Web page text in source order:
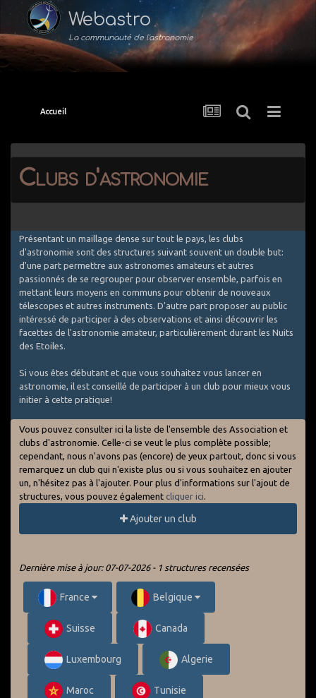
Webastro
La communauté de l'astronomie
Accueil
Clubs d'astronomie
Présentant un maillage dense sur tout le pays, les clubs
d'astronomie sont des structures suivant souvent un double but:
d'une part permettre aux astronomes amateurs et autres
passionnés de se regrouper pour observer ensemble, parfois en
mettant leurs moyens en communs pour obtenir de nouveaux
télescopes et autres instruments. D'autre part proposer au public
intéressé de participer à des observations et ainsi découvrir les
facettes de l'astronomie amateur, particulièrement durant les Nuits
des Etoiles.
Si vous êtes débutant et que vous souhaitez vous lancer en
astronomie, il est conseillé de participer à un club pour mieux vous
initier à cette pratique!
Vous pouvez consulter ici la liste de l'ensemble des Association et
clubs d'astronomie. Celle-ci se veut le plus complète possible;
cependant, nous n'avons pas (encore) de yeux partout, donc si vous
remarquez un club qui n'existe plus ou si vous souhaitez en ajouter
un, n'hésitez pas à l'ajouter. Pour plus d'informations sur l'ajout de
structures, vous pouvez également cliquer ici.
Ajouter un club
Dernière mise à jour: 07-07-2026 - 1 structures recensées
France Belgique
Suisse Canada
Luxembourg Algerie
Maroc Tunisie